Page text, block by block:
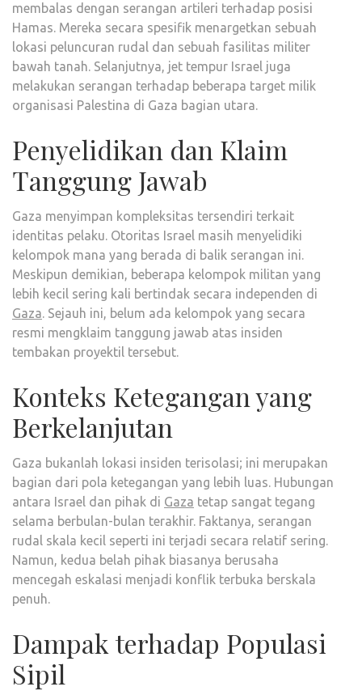
membalas dengan serangan artileri terhadap posisi
Hamas. Mereka secara spesifik menargetkan sebuah
lokasi peluncuran rudal dan sebuah fasilitas militer
bawah tanah. Selanjutnya, jet tempur Israel juga
melakukan serangan terhadap beberapa target milik
organisasi Palestina di Gaza bagian utara.
Penyelidikan dan Klaim
Tanggung Jawab
Gaza menyimpan kompleksitas tersendiri terkait
identitas pelaku. Otoritas Israel masih menyelidiki
kelompok mana yang berada di balik serangan ini.
Meskipun demikian, beberapa kelompok militan yang
lebih kecil sering kali bertindak secara independen di
Gaza. Sejauh ini, belum ada kelompok yang secara
resmi mengklaim tanggung jawab atas insiden
tembakan proyektil tersebut.
Konteks Ketegangan yang
Berkelanjutan
Gaza bukanlah lokasi insiden terisolasi; ini merupakan
bagian dari pola ketegangan yang lebih luas. Hubungan
antara Israel dan pihak di Gaza tetap sangat tegang
selama berbulan-bulan terakhir. Faktanya, serangan
rudal skala kecil seperti ini terjadi secara relatif sering.
Namun, kedua belah pihak biasanya berusaha
mencegah eskalasi menjadi konflik terbuka berskala
penuh.
Dampak terhadap Populasi
Sipil